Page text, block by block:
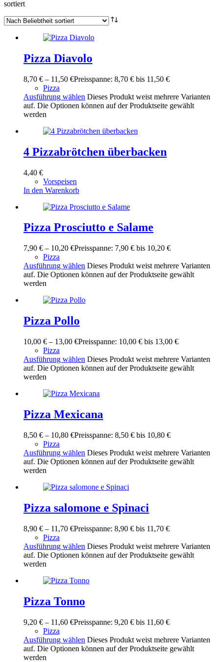
sortiert
Pizza Diavolo
8,70 € – 11,50 €Preisspanne: 8,70 € bis 11,50 €
Pizza
Ausführung wählen Dieses Produkt weist mehrere Varianten
auf. Die Optionen können auf der Produktseite gewählt
werden
4 Pizzabrötchen überbacken
4,40 €
Vorspeisen
In den Warenkorb
Pizza Prosciutto e Salame
7,90 € – 10,20 €Preisspanne: 7,90 € bis 10,20 €
Pizza
Ausführung wählen Dieses Produkt weist mehrere Varianten
auf. Die Optionen können auf der Produktseite gewählt
werden
Pizza Pollo
10,00 € – 13,00 €Preisspanne: 10,00 € bis 13,00 €
Pizza
Ausführung wählen Dieses Produkt weist mehrere Varianten
auf. Die Optionen können auf der Produktseite gewählt
werden
Pizza Mexicana
8,50 € – 10,80 €Preisspanne: 8,50 € bis 10,80 €
Pizza
Ausführung wählen Dieses Produkt weist mehrere Varianten
auf. Die Optionen können auf der Produktseite gewählt
werden
Pizza salomone e Spinaci
8,90 € – 11,70 €Preisspanne: 8,90 € bis 11,70 €
Pizza
Ausführung wählen Dieses Produkt weist mehrere Varianten
auf. Die Optionen können auf der Produktseite gewählt
werden
Pizza Tonno
9,20 € – 11,60 €Preisspanne: 9,20 € bis 11,60 €
Pizza
Ausführung wählen Dieses Produkt weist mehrere Varianten
auf. Die Optionen können auf der Produktseite gewählt
werden